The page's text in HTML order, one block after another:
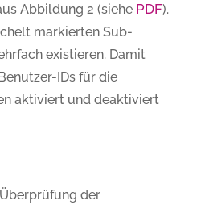
Abbildung 2 (siehe PDF).
markierten Sub-
existieren. Damit
IDs für die
aktiviert und deaktiviert
der